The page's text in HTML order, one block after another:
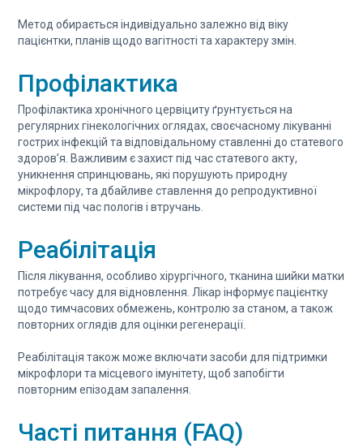
Метод обирається індивідуально залежно від віку
пацієнтки, планів щодо вагітності та характеру змін.
Профілактика
Профілактика хронічного цервіциту ґрунтується на
регулярних гінекологічних оглядах, своєчасному лікуванні
гострих інфекцій та відповідальному ставленні до статевого
здоров’я. Важливим є захист під час статевого акту,
уникнення спринцювань, які порушують природну
мікрофлору, та дбайливе ставлення до репродуктивної
системи під час пологів і втручань.
Реабілітація
Після лікування, особливо хірургічного, тканина шийки матки
потребує часу для відновлення. Лікар інформує пацієнтку
щодо тимчасових обмежень, контролю за станом, а також
повторних оглядів для оцінки регенерації.
Реабілітація також може включати засоби для підтримки
мікрофлори та місцевого імунітету, щоб запобігти
повторним епізодам запалення.
Часті питання (FAQ)